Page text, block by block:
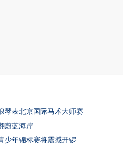
琴表北京国际马术大师赛
蔚蓝海岸
少年锦标赛将震撼开锣